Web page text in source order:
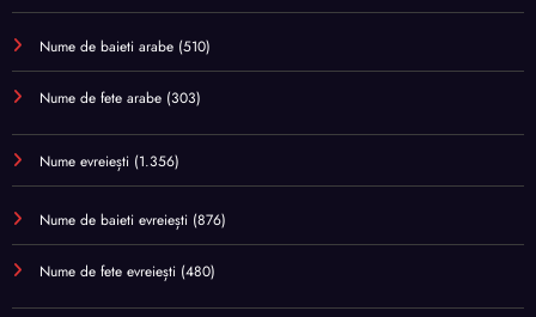
Nume de baieti arabe (510)
Nume de fete arabe (303)
Nume evreiești (1.356)
Nume de baieti evreiești (876)
Nume de fete evreiești (480)